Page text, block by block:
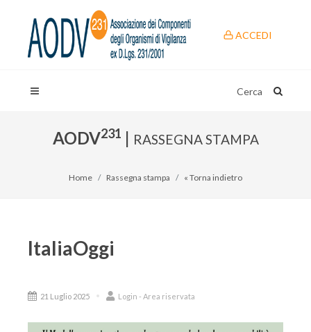
ACCEDI
Cerca
AODV231 | RASSEGNA STAMPA
Home Rassegna stampa « Torna indietro
ItaliaOggi
21 Luglio 2025 Login - Area riservata